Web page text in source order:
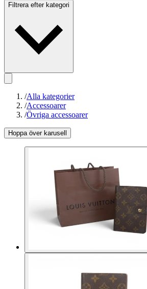
Filtrera efter kategori
/Alla kategorier
/Accessoarer
/Övriga accessoarer
Hoppa över karusell